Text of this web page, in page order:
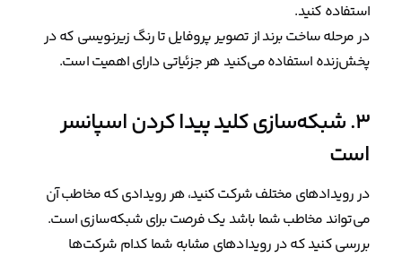
استفاده کنید.
در مرحله ساخت برند از تصویر پروفایل تا رنگ زیرنویسی که در
پخش‌زنده استفاده می‌کنید هر جزئیاتی دارای اهمیت است.
۳. شبکه‌سازی کلید پیدا کردن اسپانسر
است
در رویدادهای مختلف شرکت کنید، هر رویدادی که مخاطب آن
می‌تواند مخاطب شما باشد یک فرصت برای شبکه‌سازی است.
بررسی کنید که در رویدادهای مشابه شما کدام شرکت‌ها